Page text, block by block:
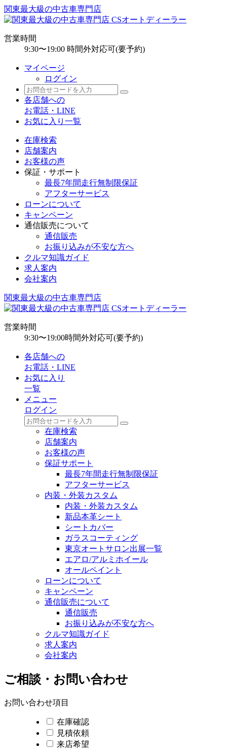
関東最大級の中古車専門店
営業時間
9:30〜19:00 時間外対応可(要予約)
マイページ
ログイン
各店舗への
お電話・LINE
お気に入り一覧
在庫検索
店舗案内
お客様の声
保証・サポート
最長7年間走行無制限保証
アフターサービス
ローンについて
キャンペーン
通信販売について
通信販売
お振り込みが不安な方へ
クルマ知識ガイド
求人案内
会社案内
関東最大級の中古車専門店
営業時間
9:30〜19:00時間外対応可(要予約)
各店舗への
お電話・LINE
お気に入り
一覧
メニュー
ログイン
在庫検索
店舗案内
お客様の声
保証サポート
最長7年間走行無制限保証
アフターサービス
内装・外装カスタム
内装・外装カスタム
新品本革シート
シートカバー
ガラスコーティング
東京オートサロン出展一覧
エアロ/アルミホイール
オールペイント
ローンについて
キャンペーン
通信販売について
通信販売
お振り込みが不安な方へ
クルマ知識ガイド
求人案内
会社案内
ご相談・お問い合わせ
お問い合わせ項目
在庫確認
見積依頼
来店希望